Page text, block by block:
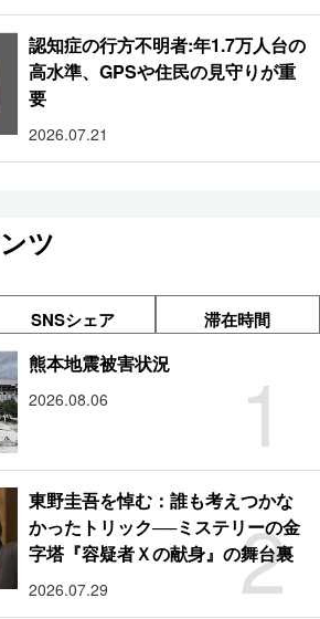
認知症の行方不明者:年1.7万人台の
高水準、GPSや住民の見守りが重
要
2026.07.21
ツ
SNSシェア 滞在時間
1
熊本地震被害状況
2026.08.06
2
東野圭吾を悼む：誰も考えつかな
かったトリック──ミステリーの金
字塔『容疑者Ｘの献身』の舞台裏
2026.07.29